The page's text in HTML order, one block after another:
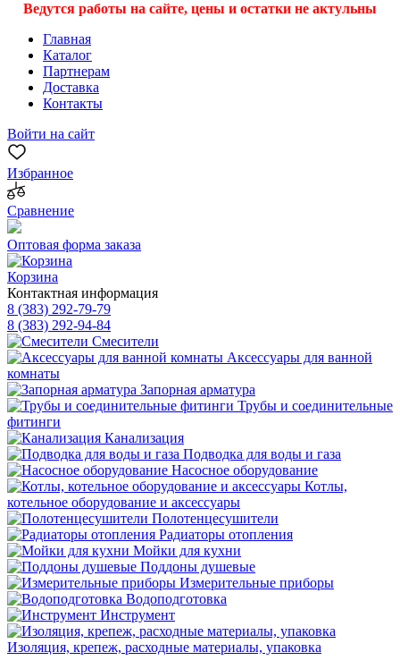
Ведутся работы на сайте, цены и остатки не актульны
Главная
Каталог
Партнерам
Доставка
Контакты
Войти на сайт
Избранное
Сравнение
Оптовая форма заказа
Корзина
Контактная информация
8 (383) 292-79-79
8 (383) 292-94-84
Смесители
Аксессуары для ванной
комнаты
Запорная арматура
Трубы и соединительные
фитинги
Канализация
Подводка для воды и газа
Насосное оборудование
Котлы,
котельное оборудование и аксессуары
Полотенцесушители
Радиаторы отопления
Мойки для кухни
Поддоны душевые
Измерительные приборы
Водоподготовка
Инструмент
Изоляция, крепеж, расходные материалы, упаковка